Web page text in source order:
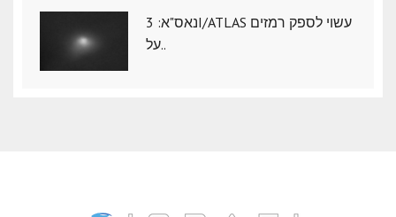
נאס"א: ‏3I/ATLAS עשוי לספק רמזים
על..